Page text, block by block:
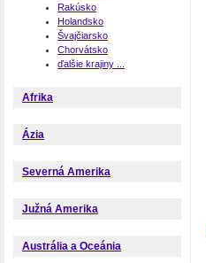
Rakúsko
Holandsko
Švajčiarsko
Chorvátsko
ďalšie krajiny ...
Afrika
Ázia
Severná Amerika
Južná Amerika
Austrália a Oceánia